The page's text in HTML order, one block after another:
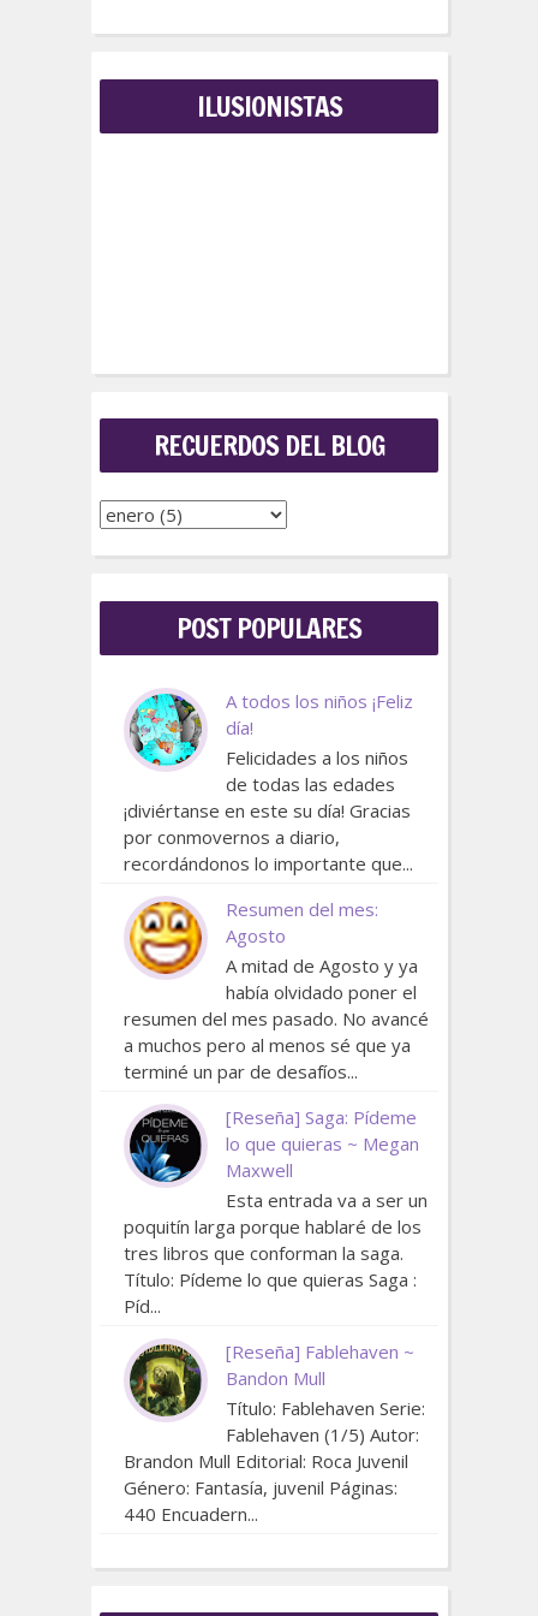
ILUSIONISTAS
RECUERDOS DEL BLOG
POST POPULARES
A todos los niños ¡Feliz
día!
Felicidades a los niños
de todas las edades
¡diviértanse en este su día! Gracias
por conmovernos a diario,
recordándonos lo importante que...
Resumen del mes:
Agosto
A mitad de Agosto y ya
había olvidado poner el
resumen del mes pasado. No avancé
a muchos pero al menos sé que ya
terminé un par de desafíos...
[Reseña] Saga: Pídeme
lo que quieras ~ Megan
Maxwell
Esta entrada va a ser un
poquitín larga porque hablaré de los
tres libros que conforman la saga.
Título: Pídeme lo que quieras Saga :
Píd...
[Reseña] Fablehaven ~
Bandon Mull
Título: Fablehaven Serie:
Fablehaven (1/5) Autor:
Brandon Mull Editorial: Roca Juvenil
Género: Fantasía, juvenil Páginas:
440 Encuadern...